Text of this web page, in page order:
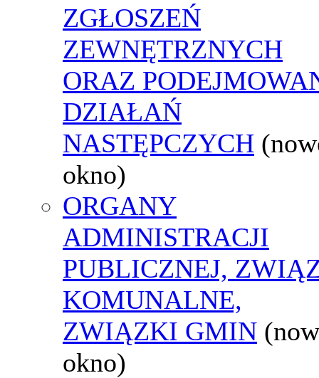
ZGŁOSZEŃ
ZEWNĘTRZNYCH
ORAZ
DZIAŁAŃ
NASTĘPCZYCH
okno)
ORGANY
ADMINISTRACJI
PUBLICZNEJ,
KOMUNALNE,
ZWIĄZKI GMIN
okno)